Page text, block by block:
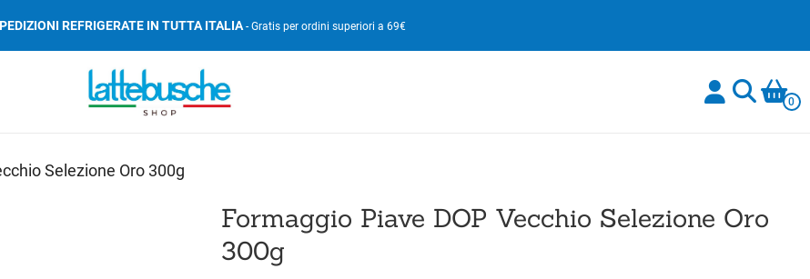
REFRIGERATE IN TUTTA ITALIA- Gratis per ordini superiori a 69€
0
Selezione Oro 300g
Formaggio Piave DOP Vecchio Selezione Oro
300g